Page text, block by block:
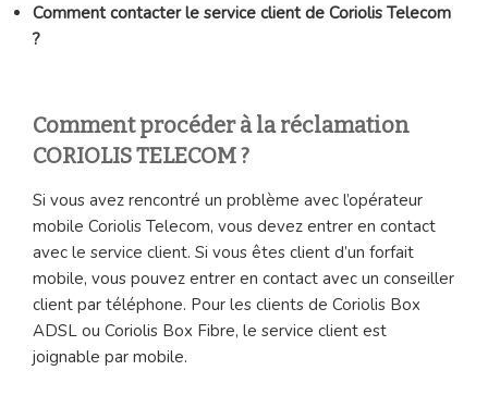
Comment contacter le service client de Coriolis Telecom
?
Comment procéder à la réclamation
CORIOLIS TELECOM ?
Si vous avez rencontré un problème avec l’opérateur
mobile Coriolis Telecom, vous devez entrer en contact
avec le service client. Si vous êtes client d’un forfait
mobile, vous pouvez entrer en contact avec un conseiller
client par téléphone. Pour les clients de Coriolis Box
ADSL ou Coriolis Box Fibre, le service client est
joignable par mobile.